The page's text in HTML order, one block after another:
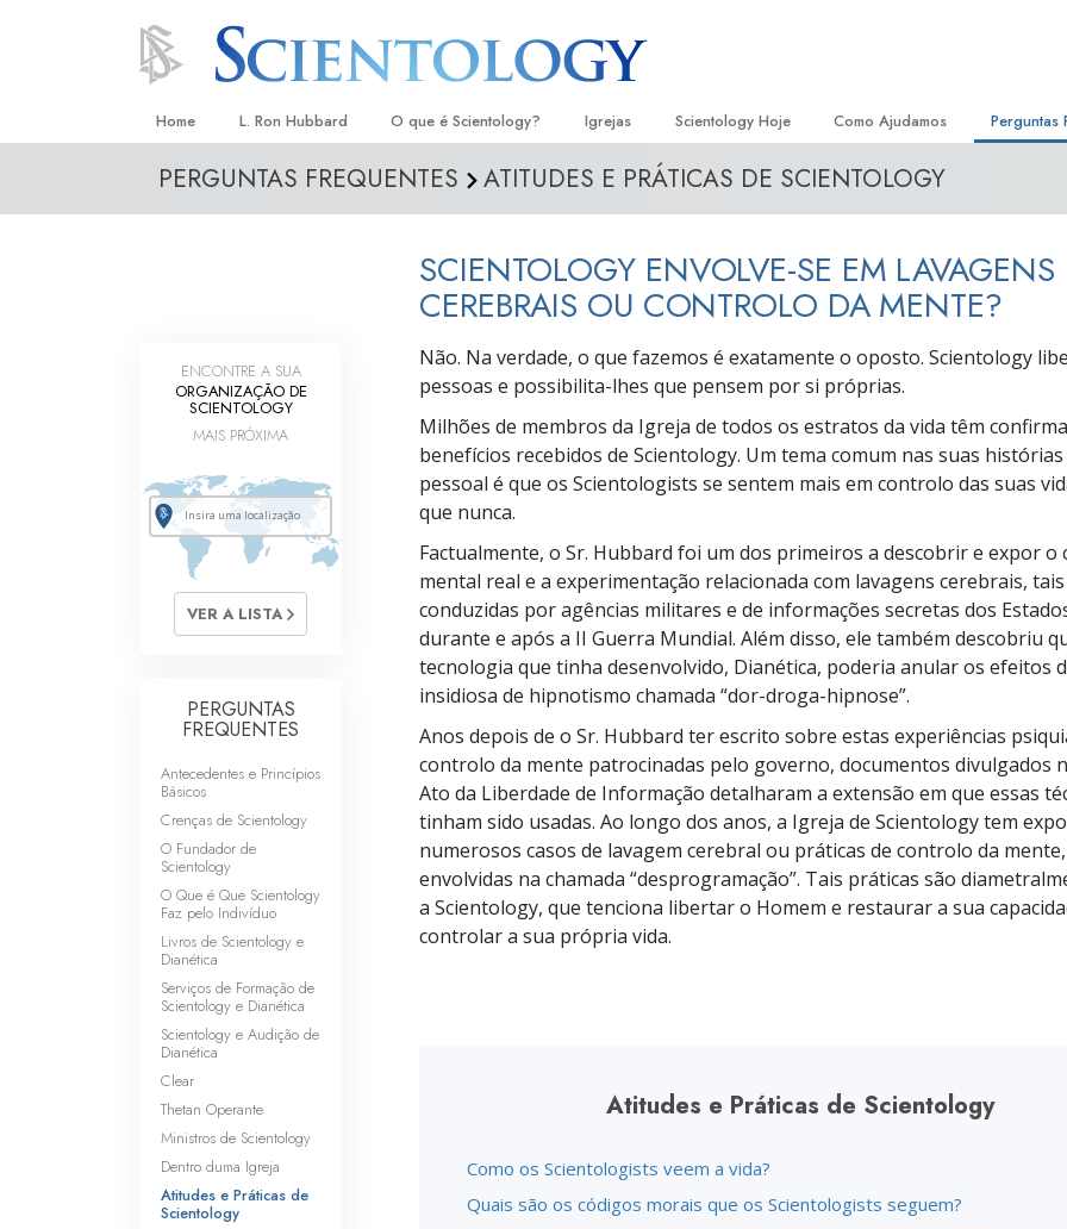
Home L. Ron Hubbard O que é Scientology?
Crenças e Práticas
Aquilo que os Scientologists Dizem
sobre Scientology
Dentro duma Igreja
Os Princípios Básicos de Scientology
Uma Introdução a Dianética
Amor e Ódio –
O que é a Grandeza?
Igrejas
Localizar uma Igreja
Organizações Avançadas
Base em Terra de Flag
Freewinds
A levar Scientology ao Mundo
Scientology Hoje
Inaugurações
David Miscavige — Líder Eclesiástico
de Scientology
Como Ajudamos
O Caminho para a Felicidade
Criminon
Narconon
A Verdade sobre as Drogas
Unidos para os Direitos Humanos
Comissão dos Cidadãos para os
Direitos Humanos
Perguntas
A
PERGUNTAS FREQUENTES ATITUDES E PRÁTICAS DE SCIENTOLOGY
SCIENTOLOGY ENVOLVE-SE EM LAVAGENS
CEREBRAIS OU CONTROLO DA MENTE?
Não. Na verdade, o que fazemos é exatamente o oposto. Scientology
pessoas e possibilita-lhes que pensem por si próprias.
Milhões de membros da Igreja de todos os estratos da vida têm
benefícios recebidos de Scientology. Um tema comum nas suas histórias
pessoal é que os Scientologists se sentem mais em controlo das suas
que nunca.
Factualmente, o Sr. Hubbard foi um dos primeiros a descobrir e expor o
mental real e a experimentação relacionada com lavagens cerebrais,
conduzidas por agências militares e de informações secretas dos
durante e após a II Guerra Mundial. Além disso, ele também descobriu
tecnologia que tinha desenvolvido, Dianética, poderia anular os efeitos
insidiosa de hipnotismo chamada “dor-droga-hipnose”.
Anos depois de o Sr. Hubbard ter escrito sobre estas experiências
controlo da mente patrocinadas pelo governo, documentos divulgados
Ato da Liberdade de Informação detalharam a extensão em que essas
tinham sido usadas. Ao longo dos anos, a Igreja de Scientology tem
numerosos casos de lavagem cerebral ou práticas de controlo da
envolvidas na chamada “desprogramação”. Tais práticas são
a Scientology, que tenciona libertar o Homem e restaurar a sua
controlar a sua própria vida.
Atitudes e Práticas de Scientology
Como os Scientologists veem a vida?
Quais são os códigos morais que os Scientologists seguem?
ENCONTRE A SUA
ORGANIZAÇÃO DE
SCIENTOLOGY
MAIS PRÓXIMA
VER A LISTA
PERGUNTAS
FREQUENTES
Antecedentes e Princípios
Básicos
Crenças de Scientology
O Fundador de
Scientology
O Que é Que Scientology
Faz pelo Indivíduo
Livros de Scientology e
Dianética
Serviços de Formação de
Scientology e Dianética
Scientology e Audição de
Dianética
Clear
Thetan Operante
Ministros de Scientology
Dentro duma Igreja
Atitudes e Práticas de
Scientology